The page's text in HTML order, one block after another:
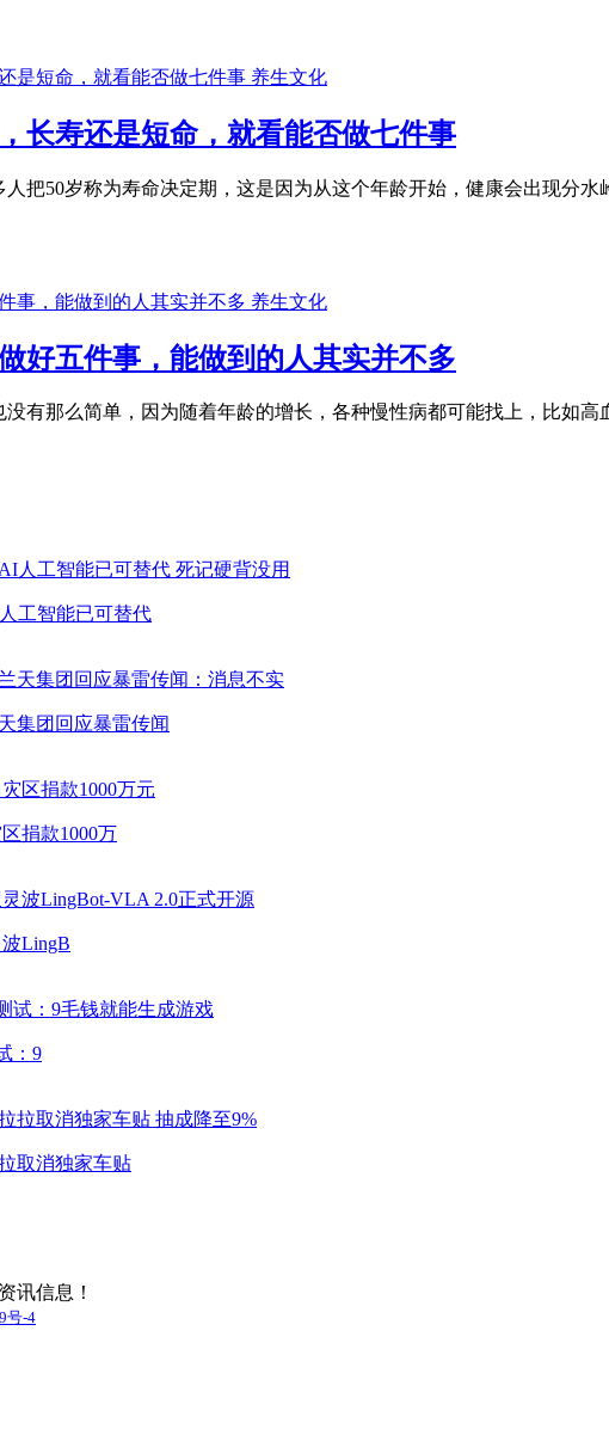
养生文化
长寿还是短命，就看能否做七件事
把50岁称为寿命决定期，这是因为从这个年龄开始，健康会出现分
养生文化
好五件事，能做到的人其实并不多
有那么简单，因为随着年龄的增长，各种慢性病都可能找上，比如
工智能已可替代
集团回应暴雷传闻
捐款1000万
LingB
：9
取消独家车贴
讯信息！
号-4